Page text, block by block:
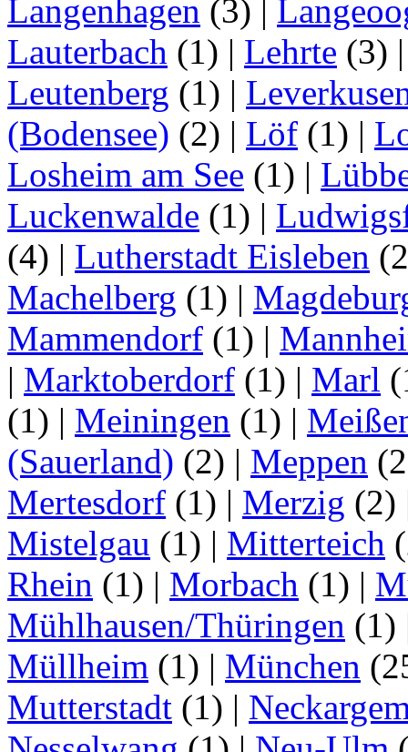
Langenhagen (3) |
Lauterbach (1) | Lehrte (3)
Leutenberg (1) |
(Bodensee) (2) | Löf (1) |
Losheim am See (1) |
Luckenwalde (1) |
(4) | Lutherstadt Eisleben
Machelberg (1) |
Mammendorf (1) |
| Marktoberdorf (1) | Marl
(1) | Meiningen (1) |
(Sauerland) (2) | Meppen
Mertesdorf (1) | Merzig (2)
Mistelgau (1) | Mitterteich
Rhein (1) | Morbach (1) |
Mühlhausen/Thüringen (1)
Müllheim (1) | München
Mutterstadt (1) |